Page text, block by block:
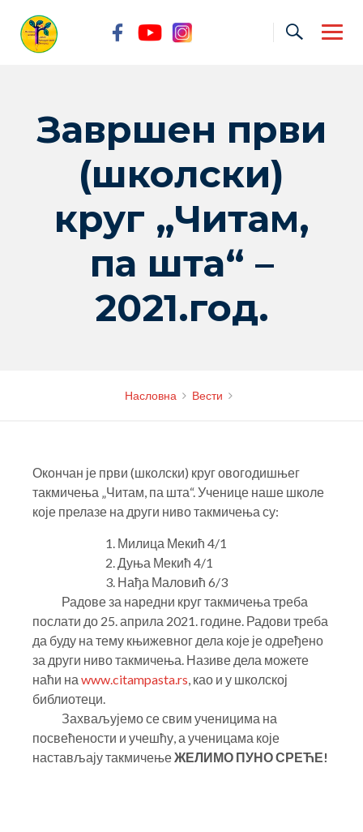
content
Завршен први
(школски)
круг „Читам,
па шта“ –
2021.год.
Насловна Вести
Окончан је први (школски) круг овогодишњег
такмичења „Читам, па шта“. Ученице наше школе
које прелазе на други ниво такмичења су:
1. Милица Мекић 4/1
2. Дуња Мекић 4/1
3. Нађа Маловић 6/3
Радове за наредни круг такмичења треба
послати до 25. априла 2021. године. Радови треба
да буду на тему књижевног дела које је одређено
за други ниво такмичења. Називе дела можете
наћи на www.citampasta.rs, као и у школској
библиотеци.
Захваљујемо се свим ученицима на
посвећености и учешћу, а ученицама које
настављају такмичењеЖЕЛИМО ПУНО СРЕЋЕ!